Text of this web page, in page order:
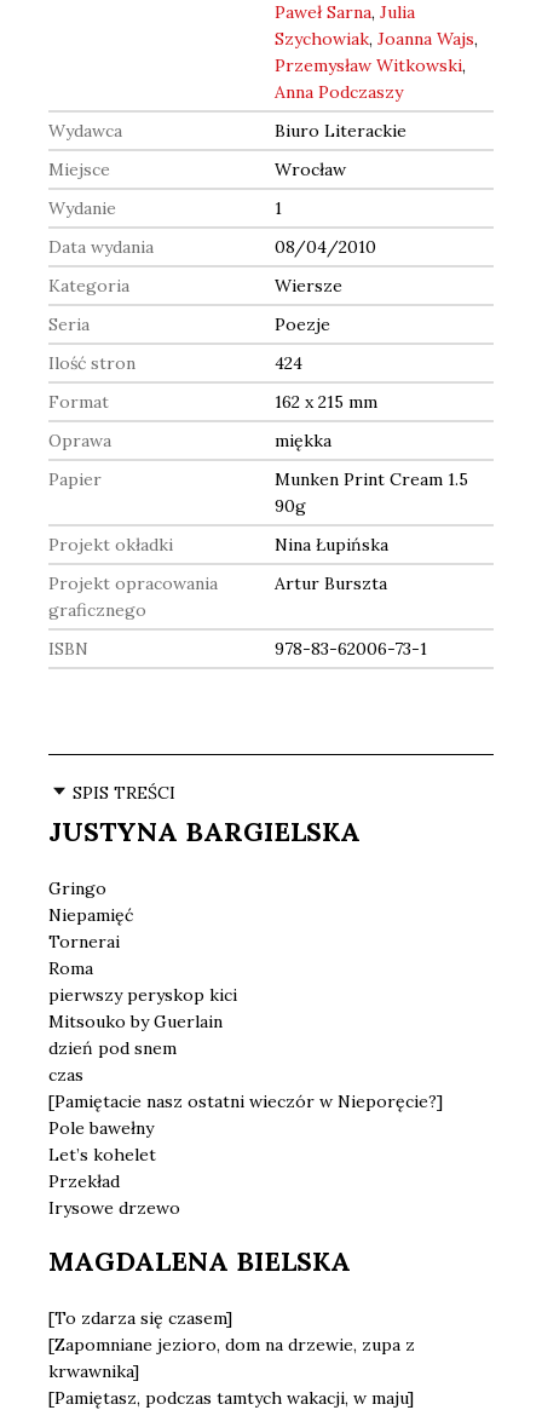
Paweł Sarna,Julia
Szychowiak,Joanna Wajs,
Przemysław Witkowski,
Anna Podczaszy
Wydawca
Biuro Literackie
Miejsce
Wrocław
Wydanie
1
Data wydania
08/04/2010
Kategoria
Wiersze
Seria
Poezje
Ilość stron
424
Format
162 x 215 mm
Oprawa
miękka
Papier
Munken Print Cream 1.5
90g
Projekt okładki
Nina Łupińska
Projekt opracowania
graficznego
Artur Burszta
ISBN 978-83-62006-73-1
SPIS TREŚCI
JUSTYNA BARGIELSKA
Gringo
Niepamięć
Tornerai
Roma
pierwszy peryskop kici
Mitsouko by Guerlain
dzień pod snem
czas
[Pamiętacie nasz ostatni wieczór w Nieporęcie?]
Pole bawełny
Let’s kohelet
Przekład
Irysowe drzewo
MAGDALENA BIELSKA
[To zdarza się czasem]
[Zapomniane jezioro, dom na drzewie, zupa z
krwawnika]
[Pamiętasz, podczas tamtych wakacji, w maju]